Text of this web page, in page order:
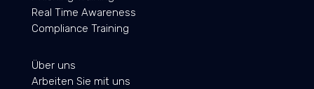
Real Time Awareness
Compliance Training
Über uns
Arbeiten Sie mit uns